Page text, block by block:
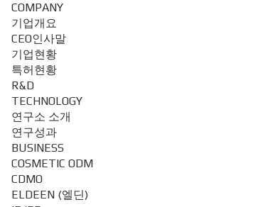
COMPANY
기업개요
CEO인사말
기업현황
특허현황
R&D
TECHNOLOGY
연구소 소개
연구성과
BUSINESS
COSMETIC ODM
CDMO
ELDEEN (엘딘)